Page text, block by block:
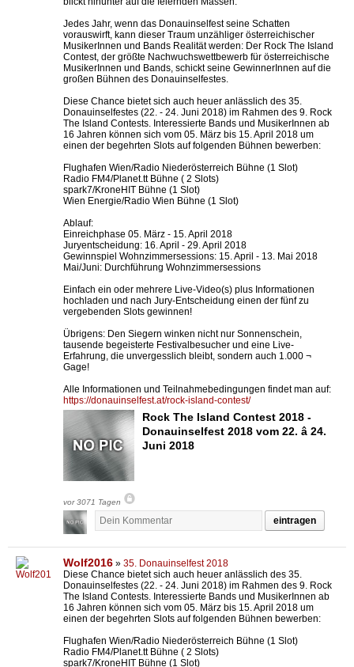
Jedes Jahr, wenn das Donauinselfest seine Schatten
vorauswirft, kann dieser Traum unzähliger österreichischer
MusikerInnen und Bands Realität werden: Der Rock The Island
Contest, der größte Nachwuchswettbewerb für österreichische
MusikerInnen und Bands, schickt seine GewinnerInnen auf die
großen Bühnen des Donauinselfestes.
Diese Chance bietet sich auch heuer anlässlich des 35.
Donauinselfestes (22. - 24. Juni 2018) im Rahmen des 9. Rock
The Island Contests. Interessierte Bands und MusikerInnen ab
16 Jahren können sich vom 05. März bis 15. April 2018 um
einen der begehrten Slots auf folgenden Bühnen bewerben:
Flughafen Wien/Radio Niederösterreich Bühne (1 Slot)
Radio FM4/Planet.tt Bühne ( 2 Slots)
spark7/KroneHIT Bühne (1 Slot)
Wien Energie/Radio Wien Bühne (1 Slot)
Ablauf:
Einreichphase 05. März - 15. April 2018
Juryentscheidung: 16. April - 29. April 2018
Gewinnspiel Wohnzimmersessions: 15. April - 13. Mai 2018
Mai/Juni: Durchführung Wohnzimmersessions
Einfach ein oder mehrere Live-Video(s) plus Informationen
hochladen und nach Jury-Entscheidung einen der fünf zu
vergebenden Slots gewinnen!
Übrigens: Den Siegern winken nicht nur Sonnenschein,
tausende begeisterte Festivalbesucher und eine Live-
Erfahrung, die unvergesslich bleibt, sondern auch 1.000 ¬
Gage!
Alle Informationen und Teilnahmebedingungen findet man auf:
https://donauinselfest.at/rock-island-contest/
Rock The Island Contest 2018 -
Donauinselfest 2018 vom 22. â 24.
Juni 2018
vor 3071 Tagen
eintragen
Wolf2016 » 35. Donauinselfest 2018
Diese Chance bietet sich auch heuer anlässlich des 35.
Donauinselfestes (22. - 24. Juni 2018) im Rahmen des 9. Rock
The Island Contests. Interessierte Bands und MusikerInnen ab
16 Jahren können sich vom 05. März bis 15. April 2018 um
einen der begehrten Slots auf folgenden Bühnen bewerben:
Flughafen Wien/Radio Niederösterreich Bühne (1 Slot)
Radio FM4/Planet.tt Bühne ( 2 Slots)
spark7/KroneHIT Bühne (1 Slot)